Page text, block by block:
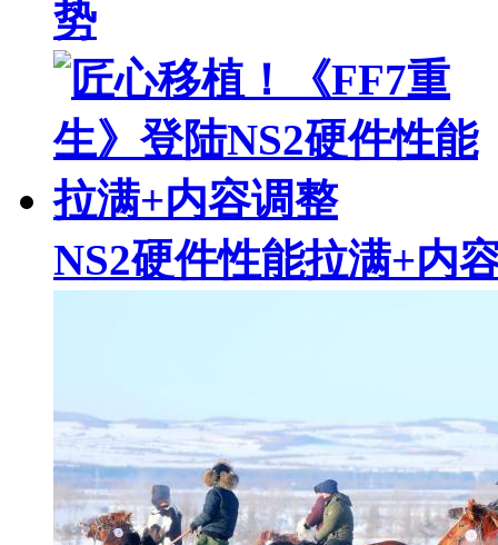
势
NS2硬件性能拉满+内